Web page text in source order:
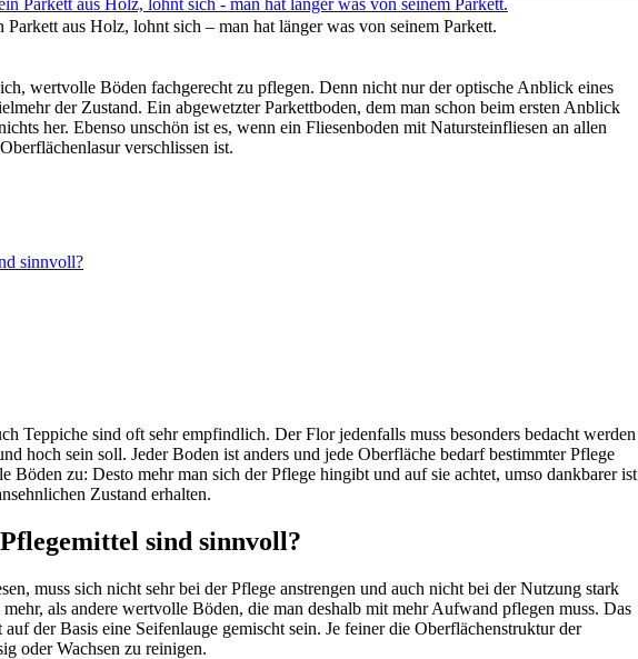
aus Holz, lohnt sich – man hat länger was von seinem Parkett.
wertvolle Böden fachgerecht zu pflegen. Denn nicht nur der optische Anblick eines
der Zustand. Ein abgewetzter Parkettboden, dem man schon beim ersten Anblick
her. Ebenso unschön ist es, wenn ein Fliesenboden mit Natursteinfliesen an allen
verschlissen ist.
sinnvoll?
Teppiche sind oft sehr empfindlich. Der Flor jedenfalls muss besonders bedacht werden
hoch sein soll. Jeder Boden ist anders und jede Oberfläche bedarf bestimmter Pflege
zu: Desto mehr man sich der Pflege hingibt und auf sie achtet, umso dankbarer ist
Zustand erhalten.
sind sinnvoll?
muss sich nicht sehr bei der Pflege anstrengen und auch nicht bei der Nutzung stark
als andere wertvolle Böden, die man deshalb mit mehr Aufwand pflegen muss. Das
der Basis eine Seifenlauge gemischt sein. Je feiner die Oberflächenstruktur der
oder Wachsen zu reinigen.